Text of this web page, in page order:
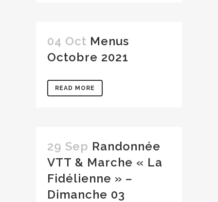
04 Oct Menus
Octobre 2021
READ MORE
29 Sep Randonnée
VTT & Marche « La
Fidélienne » –
Dimanche 03